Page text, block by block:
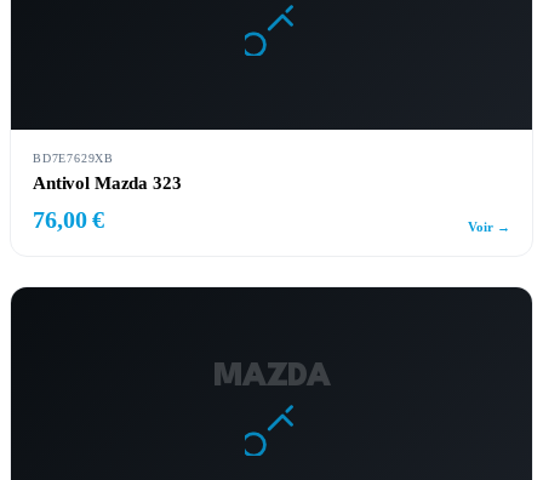
BD7E7629XB
Antivol Mazda 323
76,00 € Voir →
MAZDA